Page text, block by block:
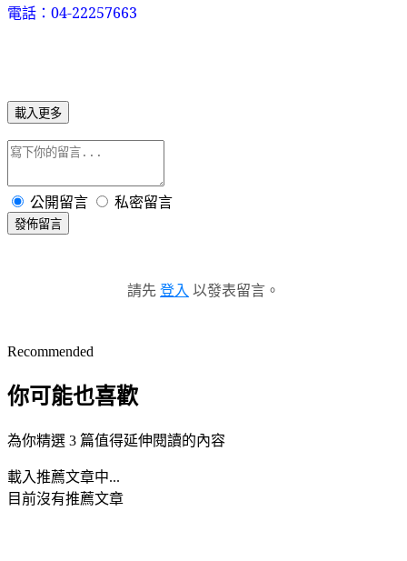
電話：04-22257663
載入更多
公開留言 私密留言
發佈留言
請先 登入 以發表留言。
Recommended
你可能也喜歡
為你精選 3 篇值得延伸閱讀的內容
載入推薦文章中...
目前沒有推薦文章